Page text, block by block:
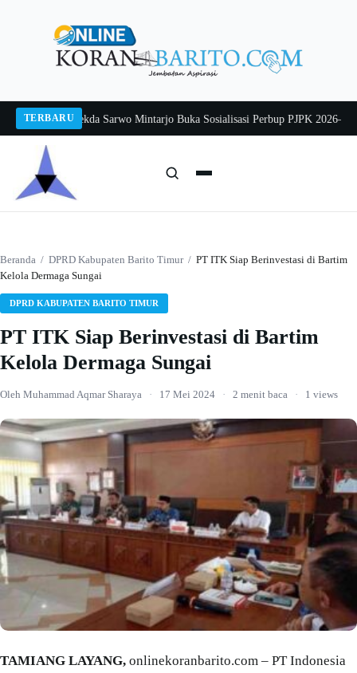
TERBARU
2026Pj Sekda Sarwo Mintarjo Buka Sosialisasi Perbup PJPK 2026–2030
Beranda / DPRD Kabupaten Barito Timur / PT ITK Siap Berinvestasi di Bartim
Kelola Dermaga Sungai
DPRD KABUPATEN BARITO TIMUR
PT ITK Siap Berinvestasi di Bartim
Kelola Dermaga Sungai
Oleh Muhammad Aqmar Sharaya · 17 Mei 2024 · 2 menit baca · 1 views
TAMIANG LAYANG, onlinekoranbarito.com – PT Indonesia